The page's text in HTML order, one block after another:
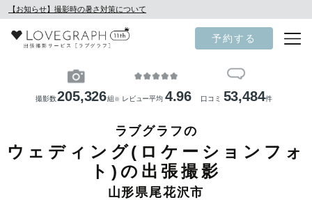
【お知らせ】撮影時の暑さ対策について
予約する
撮影数205,326組 ※ レビュー平均 4.96 口コミ 53,484件
ラブグラフの
ウェディング(ロケーションフォ
ト)の出張撮影
山形県尾花沢市